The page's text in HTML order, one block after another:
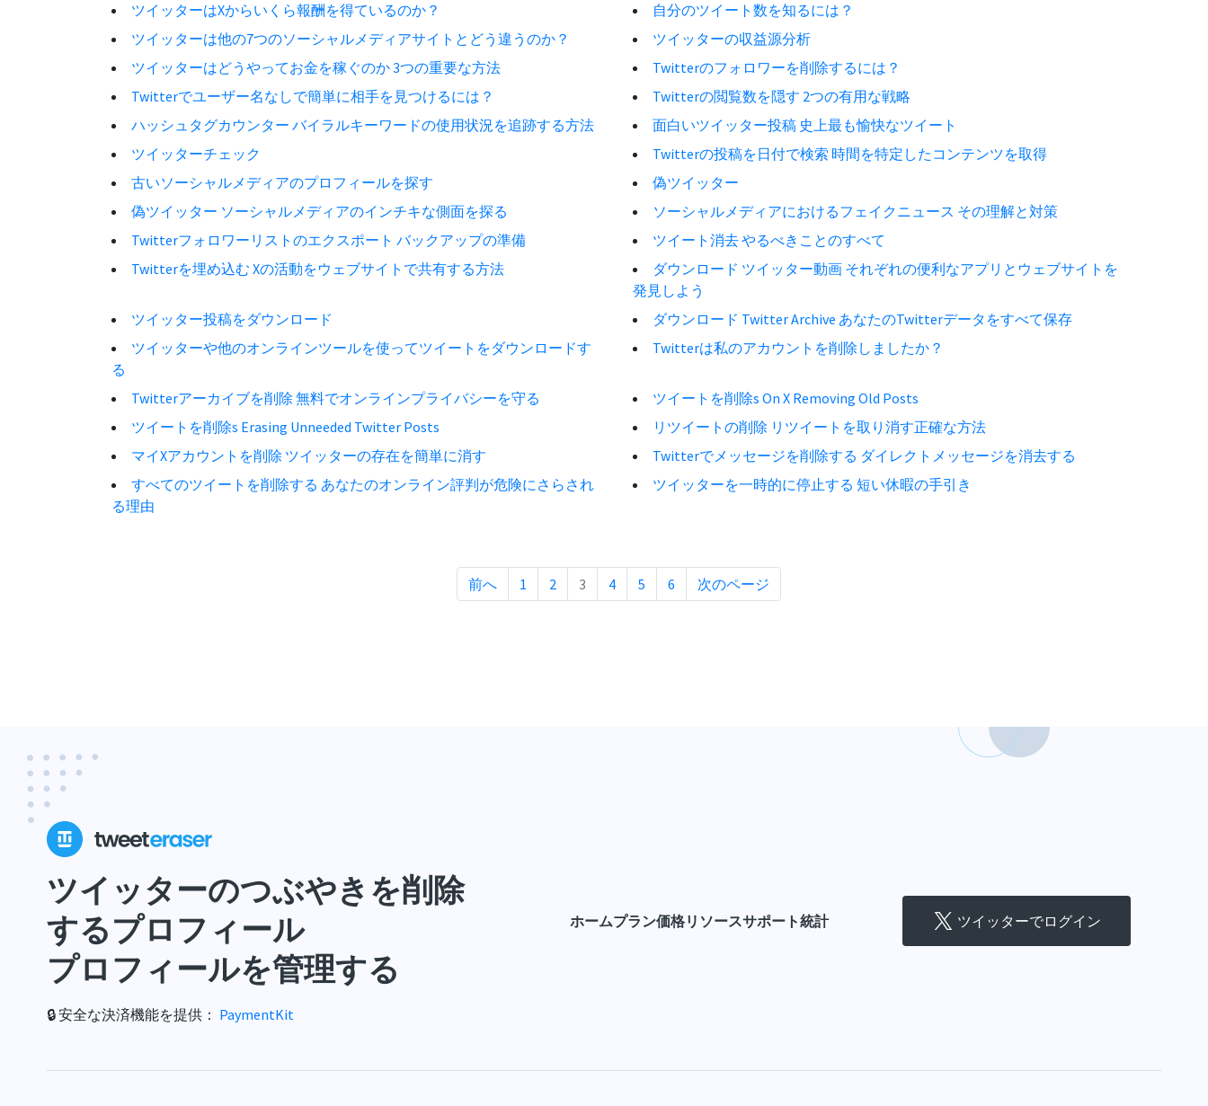
ツイッターはXからいくら報酬を得ているのか？
自分のツイート数を知るには？
ツイッターは他の7つのソーシャルメディアサイトとどう違うのか？
ツイッターの収益源分析
ツイッターはどうやってお金を稼ぐのか 3つの重要な方法
Twitterのフォロワーを削除するには？
Twitterでユーザー名なしで簡単に相手を見つけるには？
Twitterの閲覧数を隠す 2つの有用な戦略
ハッシュタグカウンター バイラルキーワードの使用状況を追跡する方法
面白いツイッター投稿 史上最も愉快なツイート
ツイッターチェック
Twitterの投稿を日付で検索 時間を特定したコンテンツを取得
古いソーシャルメディアのプロフィールを探す
偽ツイッター
偽ツイッター ソーシャルメディアのインチキな側面を探る
ソーシャルメディアにおけるフェイクニュース その理解と対策
Twitterフォロワーリストのエクスポート バックアップの準備
ツイート消去 やるべきことのすべて
Twitterを埋め込む Xの活動をウェブサイトで共有する方法
ダウンロード ツイッター動画 それぞれの便利なアプリとウェブサイトを
発見しよう
ツイッター投稿をダウンロード
ダウンロード Twitter Archive あなたのTwitterデータをすべて保存
ツイッターや他のオンラインツールを使ってツイートをダウンロードす
る
Twitterは私のアカウントを削除しましたか？
Twitterアーカイブを削除 無料でオンラインプライバシーを守る
ツイートを削除s On X Removing Old Posts
ツイートを削除s Erasing Unneeded Twitter Posts
リツイートの削除 リツイートを取り消す正確な方法
マイXアカウントを削除 ツイッターの存在を簡単に消す
Twitterでメッセージを削除する ダイレクトメッセージを消去する
すべてのツイートを削除する あなたのオンライン評判が危険にさらされ
る理由
ツイッターを一時的に停止する 短い休暇の手引き
前へ 1 2 3 4 5 6 次のページ
ツイッターのつぶやきを削除
するプロフィール
プロフィールを管理する
🔒 安全な決済機能を提供： PaymentKit
ホームプラン価格リソースサポート統計 ツイッターでログイン